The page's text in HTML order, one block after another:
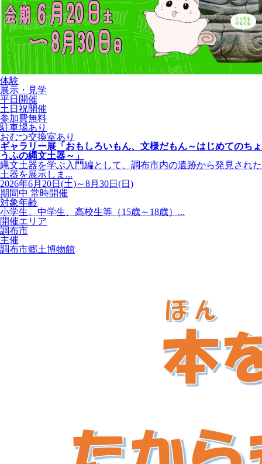
体験
展示・見学
平日開催
土日祝開催
参加費無料
駐車場あり
おむつ交換室あり
ギャラリー展「おもしろいもん、文様だもん～はじめてのちょ
うふの縄文土器～」
縄文土器を学ぶ入門編として、調布市内の遺跡から発見された
土器を展示しま...
2026年6月20日(土)～8月30日(日)
期間中 常時開催
対象年齢
小学生、中学生、高校生等（15歳～18歳）...
開催エリア
調布市
主催
調布市郷土博物館